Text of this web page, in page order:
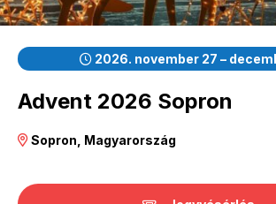
2026. november 27 –
Advent 2026 Sopron
Sopron, Magyarország